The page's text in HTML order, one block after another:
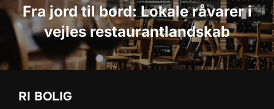
Fra jord til bord: Lokale råvarer i
vejles restaurantlandskab
RI BOLIG